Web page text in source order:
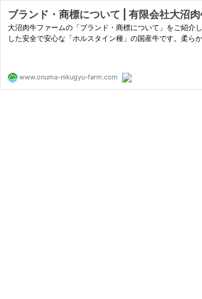
ブランド・商標について | 有限会社大沼
大沼肉牛ファームの「ブランド・商標について」をご紹介
した安全で安心な「ホルスタイン種」の国産牛です。柔ら
www.onuma-nikugyu-farm.com